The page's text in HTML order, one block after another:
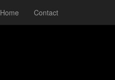
Home Contact